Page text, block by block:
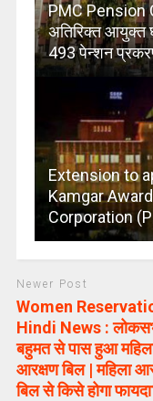
PMC Pension
अतिरिक्त आयुक्त
493 पेन्शन
Extension to
Kamgar
Corporation
Newer Post
Women
Hindi News :
बहुमत से पास हुआ
आरक्षण बिल | महिला
बिल से किसे होगा